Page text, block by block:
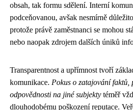
obsah, tak formu sdělení. Interní
podceňovanou, avšak nesmírně
protože právě zaměstnanci se mohou
nebo naopak zdrojem dalších úniků
Transparentnost a upřímnost tvoří
komunikace. Pokus o zatajování faktů,
odpovědnosti na jiné subjekty téměř
dlouhodobému poškození reputace.